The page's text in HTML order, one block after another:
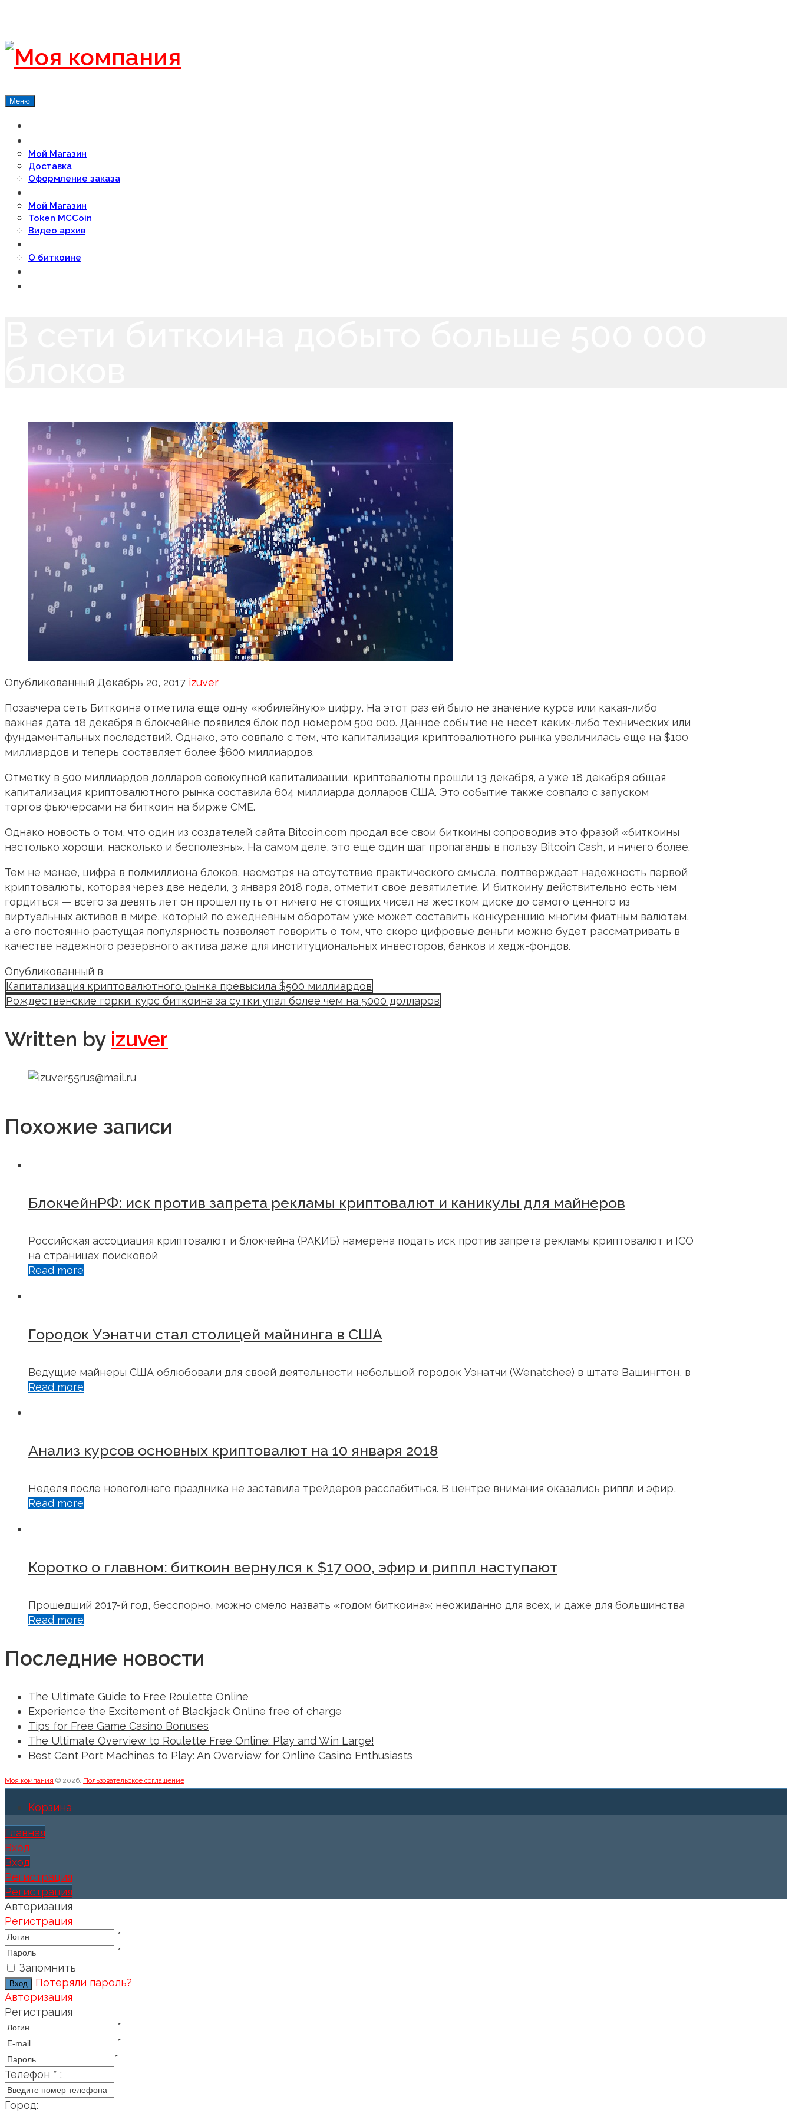
Меню
Мой Магазин
Доставка
Оформление заказа
Мой Магазин
Token MCCoin
Видео архив
О биткоине
Опубликованный Декабрь 20, 2017 izuver
Позавчера сеть Биткоина отметила еще одну «юбилейную» цифру. На этот раз ей было не значение курса или какая-либо
важная дата. 18 декабря в блокчейне появился блок под номером 500 000. Данное событие не несет каких-либо технических или
фундаментальных последствий. Однако, это совпало с тем, что капитализация криптовалютного рынка увеличилась еще на $100
миллиардов и теперь составляет более $600 миллиардов.
Отметку в 500 миллиардов долларов совокупной капитализации, криптовалюты прошли 13 декабря, а уже 18 декабря общая
капитализация криптовалютного рынка составила 604 миллиарда долларов США. Это событие также совпало с запуском
торгов фьючерсами на биткоин на бирже CME.
Однако новость о том, что один из создателей сайта Bitcoin.com продал все свои биткоины сопроводив это фразой «биткоины
настолько хороши, насколько и бесполезны». На самом деле, это еще один шаг пропаганды в пользу Bitcoin Cash, и ничего более.
Тем не менее, цифра в полмиллиона блоков, несмотря на отсутствие практического смысла, подтверждает надежность первой
криптовалюты, которая через две недели, 3 января 2018 года, отметит свое девятилетие. И биткоину действительно есть чем
гордиться — всего за девять лет он прошел путь от ничего не стоящих чисел на жестком диске до самого ценного из
виртуальных активов в мире, который по ежедневным оборотам уже может составить конкуренцию многим фиатным валютам,
а его постоянно растущая популярность позволяет говорить о том, что скоро цифровые деньги можно будет рассматривать в
качестве надежного резервного актива даже для институциональных инвесторов, банков и хедж-фондов.
Опубликованный в
Капитализация криптовалютного рынка превысила $500 миллиардов
Рождественские горки: курс биткоина за сутки упал более чем на 5000 долларов
Written by izuver
Похожие записи
БлокчейнРФ: иск против запрета рекламы криптовалют и каникулы для майнеров
Российская ассоциация криптовалют и блокчейна (РАКИБ) намерена подать иск против запрета рекламы криптовалют и ICO
на страницах поисковой
Read more
Городок Уэнатчи стал столицей майнинга в США
Ведущие майнеры США облюбовали для своей деятельности небольшой городок Уэнатчи (Wenatchee) в штате Вашингтон, в
Read more
Анализ курсов основных криптовалют на 10 января 2018
Неделя после новогоднего праздника не заставила трейдеров расслабиться. В центре внимания оказались риппл и эфир,
Read more
Коротко о главном: биткоин вернулся к $17 000, эфир и риппл наступают
Прошедший 2017-й год, бесспорно, можно смело назвать «годом биткоина»: неожиданно для всех, и даже для большинства
Read more
Последние новости
The Ultimate Guide to Free Roulette Online
Experience the Excitement of Blackjack Online free of charge
Tips for Free Game Casino Bonuses
The Ultimate Overview to Roulette Free Online: Play and Win Large!
Best Cent Port Machines to Play: An Overview for Online Casino Enthusiasts
Моя компания © 2026. Пользовательское соглашение
Корзина
Главная
Вход
Вход
Регистрация
Регистрация
Авторизация
Регистрация
*
*
Запомнить
Потеряли пароль?
Авторизация
Регистрация
*
*
*
Телефон * :
Город: